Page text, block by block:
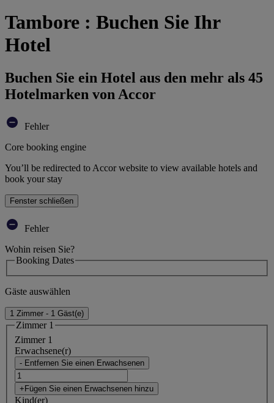
Tambore : Buchen Sie Ihr
Hotel
Buchen Sie ein Hotel aus den mehr als 45
Hotelmarken von Accor
Fehler
Core booking engine
You’ll be redirected to Accor website to view available hotels and
book your stay
Fenster schließen
Fehler
Wohin reisen Sie?
Booking Dates
Gäste auswählen
1 Zimmer - 1 Gäst(e)
Zimmer 1
Zimmer 1
Erwachsene(r)
- Entfernen Sie einen Erwachsenen
+Fügen Sie einen Erwachsenen hinzu
Kind(er)